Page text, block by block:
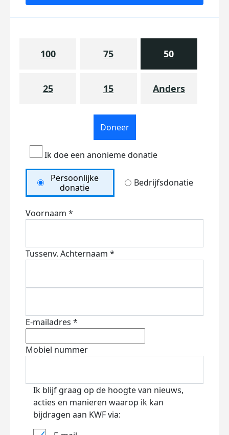
100 75 50
25 15 Anders
Doneer
Ik doe een anonieme donatie
Persoonlijke
donatie
Bedrijfsdonatie
Voornaam *
Tussenv. Achternaam *
E-mailadres *
Mobiel nummer
Ik blijf graag op de hoogte van nieuws,
acties en manieren waarop ik kan
bijdragen aan KWF via: